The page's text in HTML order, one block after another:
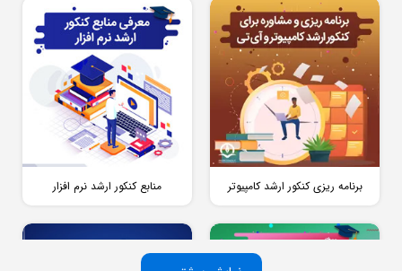
برنامه ریزی کنکور ارشد کامپیوتر منابع کنکور ارشد نرم افزار